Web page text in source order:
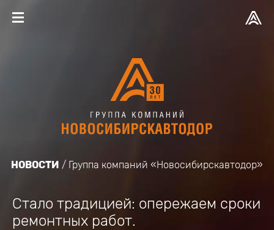
НОВОСТИ Группа компаний «Новосибирскавтодор»
Стало традицией: опережаем сроки
ремонтных работ.